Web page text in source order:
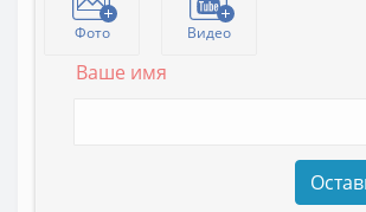
Фото Видео
Ваше имя